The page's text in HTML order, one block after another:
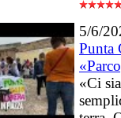
5/6/
Punta
«Ci